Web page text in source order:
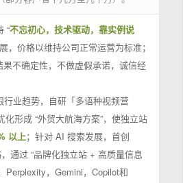
“不忘初心，技术驱动，靠实例说
，价格以维持公司正常运营为标准；
不确定性，不做虚假承诺，诚信经
行业趋势，自研「多语种视频营
化形成 “外贸大航海方案”，使独立站
以上；针对 AI 搜索发展，首创
通过 “品牌化独立站 + 高质量信息
Perplexity，Gemini，Copilot和